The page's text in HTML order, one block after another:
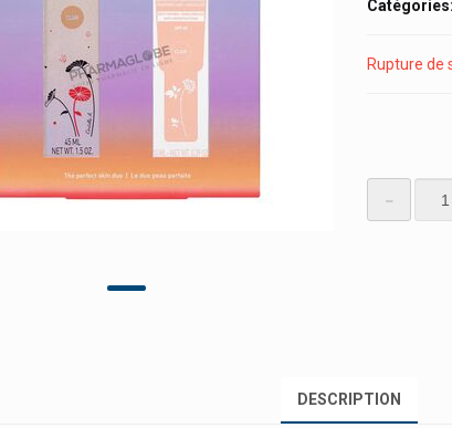
Catégories
Rupture de
-
DESCRIPTION